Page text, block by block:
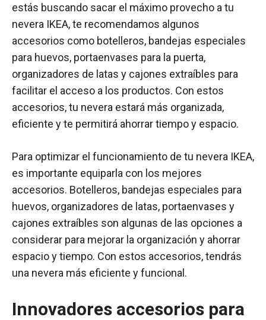
estás buscando sacar el máximo provecho a tu
nevera IKEA, te recomendamos algunos
accesorios como botelleros, bandejas especiales
para huevos, portaenvases para la puerta,
organizadores de latas y cajones extraíbles para
facilitar el acceso a los productos. Con estos
accesorios, tu nevera estará más organizada,
eficiente y te permitirá ahorrar tiempo y espacio.
Para optimizar el funcionamiento de tu nevera IKEA,
es importante equiparla con los mejores
accesorios. Botelleros, bandejas especiales para
huevos, organizadores de latas, portaenvases y
cajones extraíbles son algunas de las opciones a
considerar para mejorar la organización y ahorrar
espacio y tiempo. Con estos accesorios, tendrás
una nevera más eficiente y funcional.
Innovadores accesorios para